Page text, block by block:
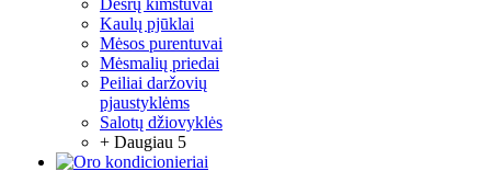
Dešrų kimštuvai
Kaulų pjūklai
Mėsos purentuvai
Mėsmalių priedai
Peiliai daržovių
pjaustyklėms
Salotų džiovyklės
+ Daugiau 5